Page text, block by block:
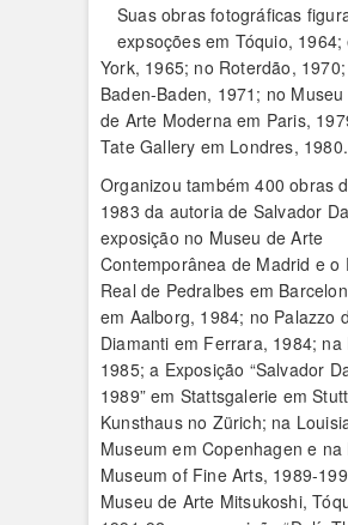
Suas obras fotográficas
expsoções em Tóquio, 1964;
York, 1965; no Roterdão,
Baden-Baden, 1971; no Museu
de Arte Moderna em Paris,
Tate Gallery em Londres, 1980.
Organizou também 400 obras
1983 da autoria de Salvador
exposição no Museu de Arte
Contemporânea de Madrid e o
Real de Pedralbes em
em Aalborg, 1984; no Palazzo
Diamanti em Ferrara, 1984; na
1985; a Exposição “Salvador
1989” em Stattsgalerie em
Kunsthaus no Zürich; na
Museum em Copenhagen e na
Museum of Fine Arts, 1989-
Museu de Arte Mitsukoshi,